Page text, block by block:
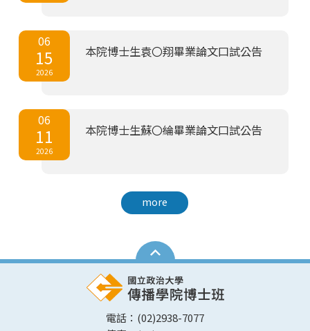
06
15
2026
本院博士生袁〇翔畢業論文口試公告
06
11
2026
本院博士生蘇〇綸畢業論文口試公告
more
電話：(02)2938-7077